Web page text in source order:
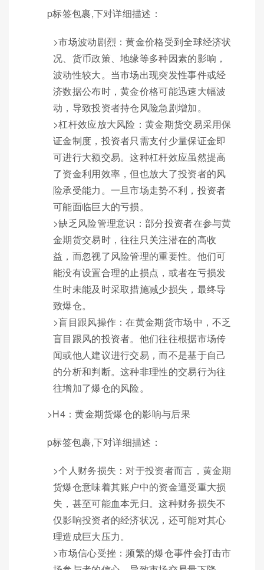
p标签包裹,下对详细描述：
>市场波动剧烈：黄金价格受到全球经济状
况、货币政策、地缘等多种因素的影响，
波动性较大。当市场出现突发性事件或经
济数据公布时，黄金价格可能迅速大幅波
动，导致投资者持仓风险急剧增加。
>杠杆效应放大风险：黄金期货交易采用保
证金制度，投资者只需支付少量保证金即
可进行大额交易。这种杠杆效应虽然提高
了资金利用效率，但也放大了投资者的风
险承受能力。一旦市场走势不利，投资者
可能面临巨大的亏损。
>缺乏风险管理意识：部分投资者在参与黄
金期货交易时，往往只关注潜在的高收
益，而忽视了风险管理的重要性。他们可
能没有设置合理的止损点，或者在亏损发
生时未能及时采取措施减少损失，最终导
致爆仓。
>盲目跟风操作：在黄金期货市场中，不乏
盲目跟风的投资者。他们往往根据市场传
闻或他人建议进行交易，而不是基于自己
的分析和判断。这种非理性的交易行为往
往增加了爆仓的风险。
>H4：黄金期货爆仓的影响与后果
p标签包裹,下对详细描述：
>个人财务损失：对于投资者而言，黄金期
货爆仓意味着其账户中的资金遭受重大损
失，甚至可能血本无归。这种财务损失不
仅影响投资者的经济状况，还可能对其心
理造成巨大压力。
>市场信心受挫：频繁的爆仓事件会打击市